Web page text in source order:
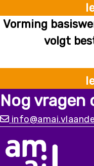
Vorming
volgt
Nog vragen